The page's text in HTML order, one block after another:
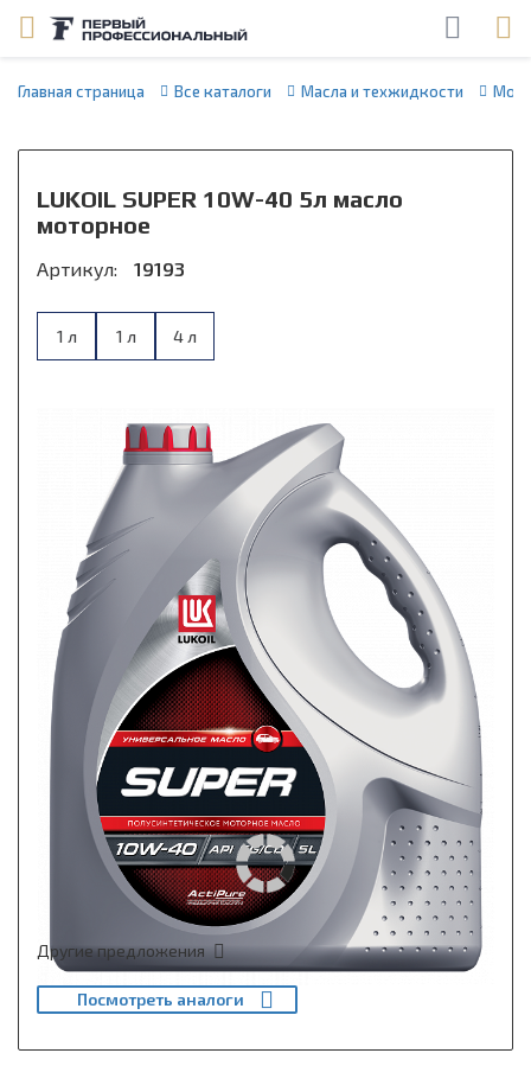
Главная страница Все каталоги Масла и техжидкости
LUKOIL SUPER 10W-40 5л масло
моторное
Артикул: 19193
1 л 1 л 4 л
Другие предложения
Посмотреть аналоги